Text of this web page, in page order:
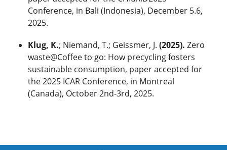
Conference, in Bali (Indonesia), December 5.6,
2025.
Klug, K.; Niemand, T.; Geissmer, J. (2025). Zero
waste@Coffee to go: How precycling fosters
sustainable consumption, paper accepted for
the 2025 ICAR Conference, in Montreal
(Canada), October 2nd-3rd, 2025.